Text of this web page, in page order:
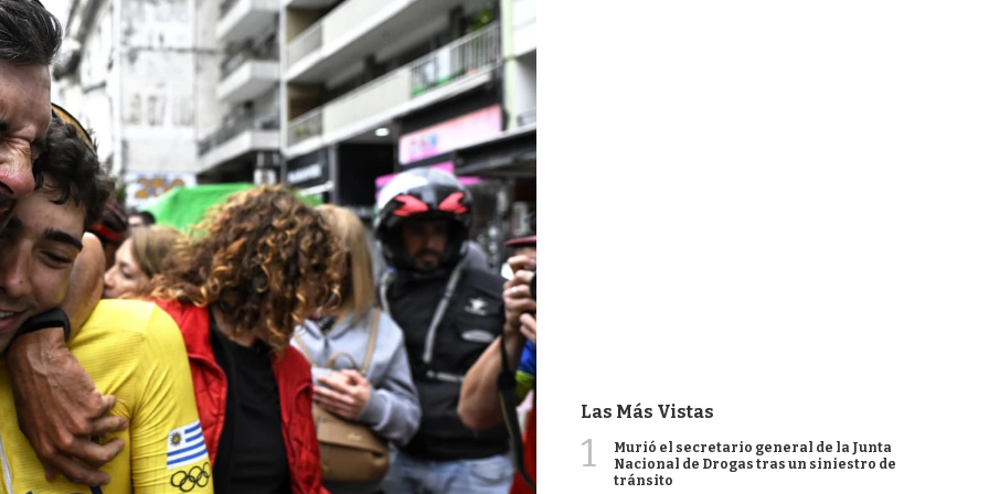
Las Más Vistas
1
Murió el secretario general de la Junta
Nacional de Drogas tras un siniestro de
tránsito